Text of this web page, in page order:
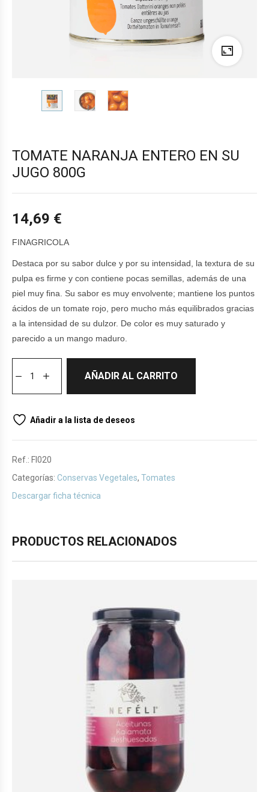
TOMATE NARANJA ENTERO EN SU
JUGO 800G
14,69 €
FINAGRICOLA
Destaca por su sabor dulce y por su intensidad, la textura de su
pulpa es firme y con contiene pocas semillas, además de una
piel muy fina. Su sabor es muy envolvente; mantiene los puntos
ácidos de un tomate rojo, pero mucho más equilibrados gracias
a la intensidad de su dulzor. De color es muy saturado y
parecido a un mango maduro.
AÑADIR AL CARRITO
Añadir a la lista de deseos
Ref.: FI020
Categorías: Conservas Vegetales, Tomates
Descargar ficha técnica
PRODUCTOS RELACIONADOS